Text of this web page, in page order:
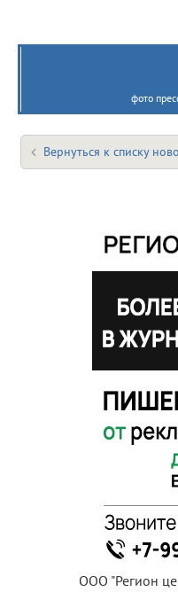
фото
Вернуться к списку
ООО "Регион